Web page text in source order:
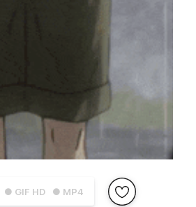
● GIF HD ● MP4